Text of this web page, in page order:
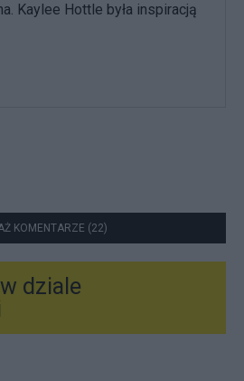
Kaylee Hottle była inspiracją
KOMENTARZE (22)
dziale